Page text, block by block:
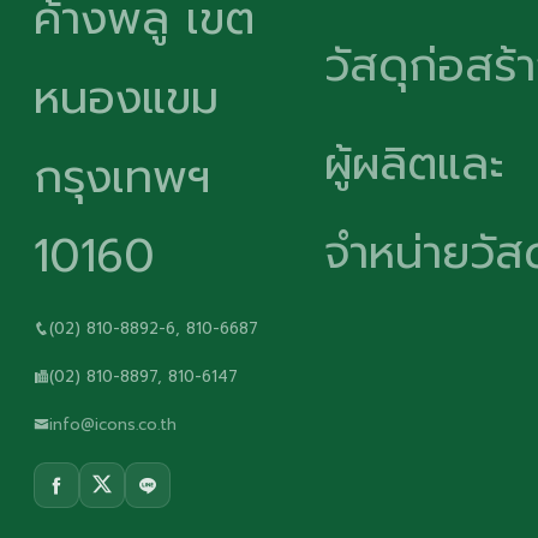
ค้างพลู เขต
หนองแขม
กรุงเทพฯ
10160
(02) 810-8892-6, 810-6687
(02) 810-8897, 810-6147
info@icons.co.th
วัสดุก่อสร้
ผู้ผลิตและ
จำหน่ายวั